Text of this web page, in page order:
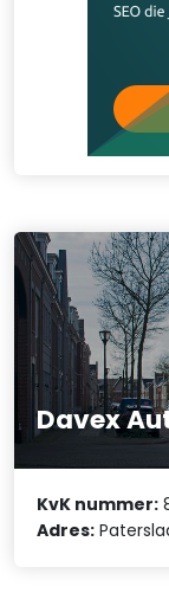
Davex
KvK nummer:
Adres: